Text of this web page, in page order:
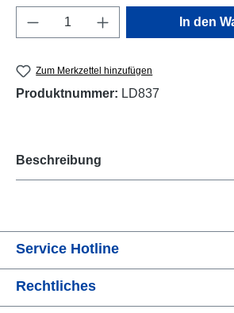
Produkt Anzahl: Gib den
In den
Zum Merkzettel hinzufügen
Produktnummer: LD837
Beschreibung
Service Hotline
Rechtliches